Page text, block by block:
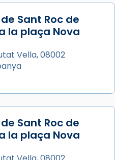
ha tingut lloc la
en agraïment al
la visita apostòlica
Barcelona, i als
de Barcelona.
el cardenal Joan
Sant Roc de
la plaça Nova
Vella, 08002
Sant Roc de
la plaça Nova